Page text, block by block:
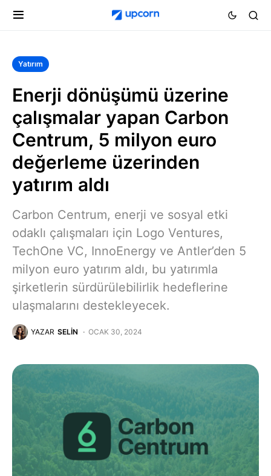
Yatırım
Enerji dönüşümü üzerine
çalışmalar yapan Carbon
Centrum, 5 milyon euro
değerleme üzerinden
yatırım aldı
Carbon Centrum, enerji ve sosyal etki
odaklı çalışmaları için Logo Ventures,
TechOne VC, InnoEnergy ve Antler’den 5
milyon euro yatırım aldı, bu yatırımla
şirketlerin sürdürülebilirlik hedeflerine
ulaşmalarını destekleyecek.
YAZAR SELIN OCAK 30, 2024